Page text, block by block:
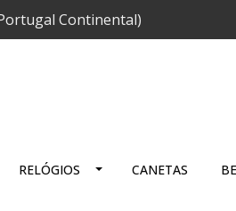
Continental)
RELÓGIOS CANETAS